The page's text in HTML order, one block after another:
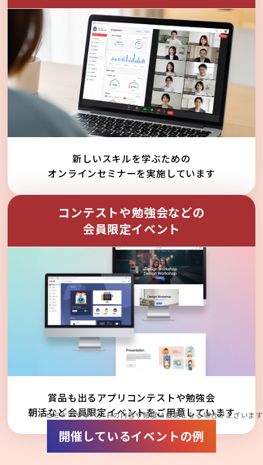
新しいスキルを学ぶための
オンラインセミナーを実施しています
コンテストや勉強会などの
会員限定イベント
賞品も出るアプリコンテストや勉強会
朝活など会員限定イベントをご用意しています
※セミナーやイベントの内容や頻度は変更となる場合がございます
開催しているイベントの例